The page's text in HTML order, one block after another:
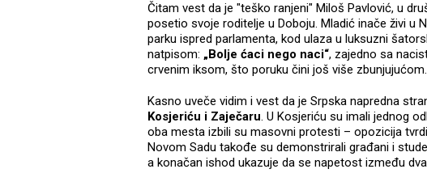
Čitam vest da je "teško ranjeni" Miloš Pavlović, u
posetio svoje roditelje u Doboju. Mladić inače živi u
parku ispred parlamenta, kod ulaza u luksuzni
natpisom: „Bolje ćaci nego naci“, zajedno sa
crvenim iksom, što poruku čini još više zbunjujućom.
Kasno uveče vidim i vest da je Srpska napredna
Kosjeriću i Zaječaru. U Kosjeriću su imali jednog
oba mesta izbili su masovni protesti – opozicija
Novom Sadu takođe su demonstrirali građani i
a konačan ishod ukazuje da se napetost između